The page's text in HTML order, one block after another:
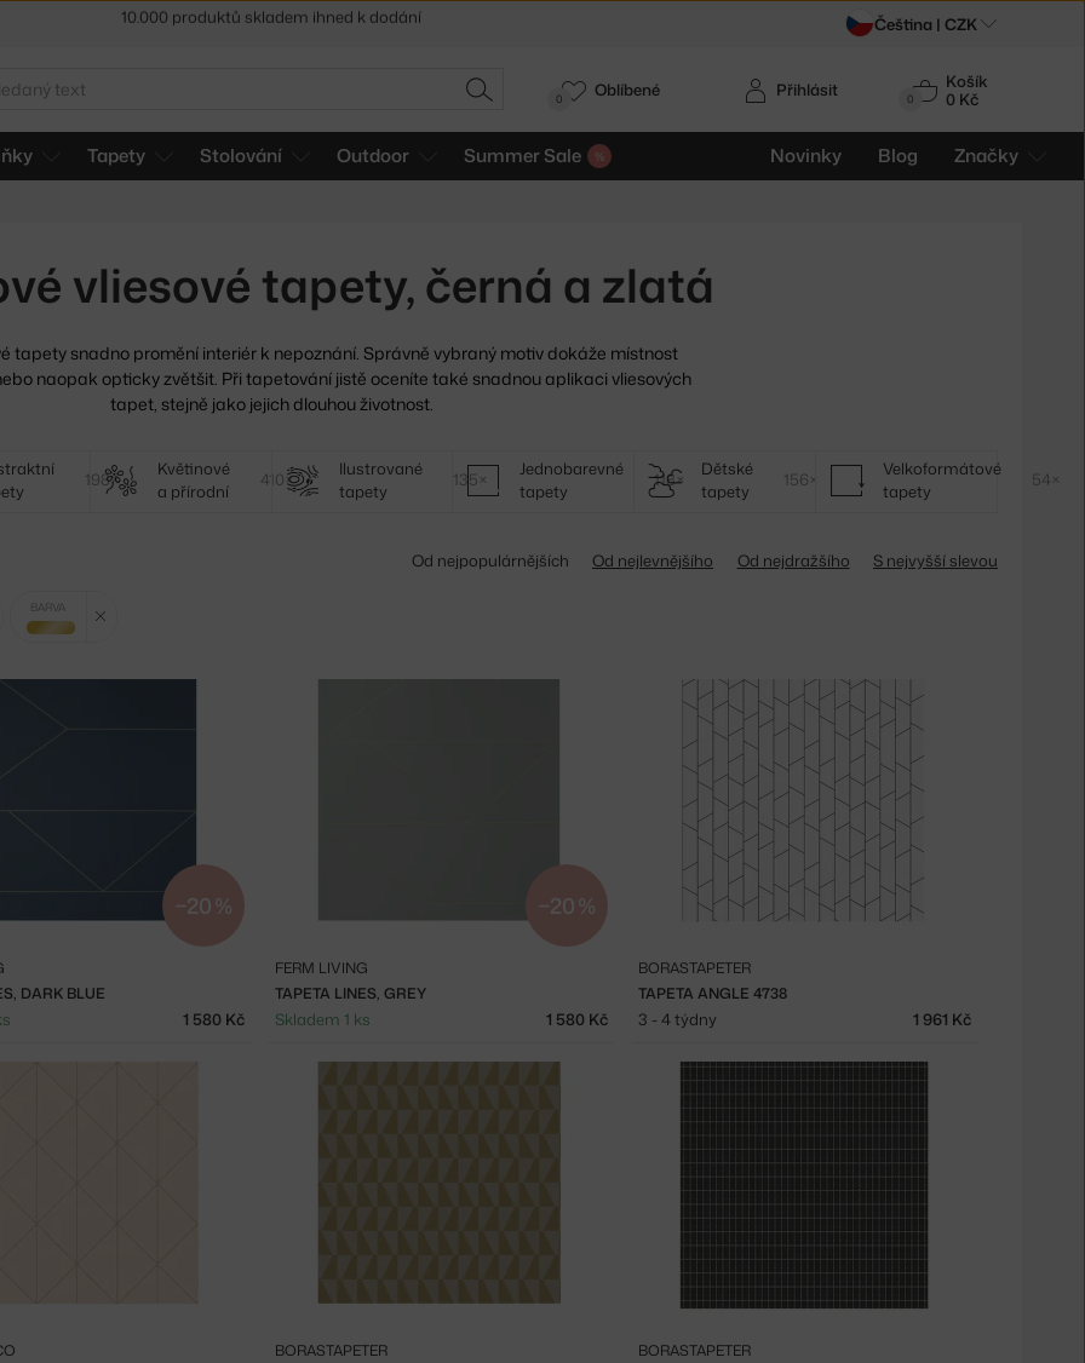
HLEDAT 0
Košík
0 Kč
Tapety Stolování Outdoor Summer Sale Novinky Blog Značky
Přihlásit
0 Oblíbené
vliesové tapety, černá a zlatá
tapety snadno promění interiér k nepoznání. Správně vybraný motiv dokáže místnost
naopak opticky zvětšit. Při tapetování jistě oceníte také snadnou aplikaci vliesových
tapet, stejně jako jejich dlouhou životnost.
198×
Květinové
a přírodní
410×
Ilustrované
tapety
135×
Jednobarevné
tapety
118×
Dětské
tapety
156×
Velkoformátové
tapety
54×
Od nejpopulárnějších Od nejlevnějšího Od nejdražšího S nejvyšší slevou
BARVA
zlatá
−20 %
DARK BLUE
1 580 Kč
−20 %
TAPETA LINES, GREY
FERM LIVING
Skladem 1 ks 1 580 Kč
TAPETA ANGLE 4738
BORASTAPETER
3 - 4 týdny 1 961 Kč
BORASTAPETER BORASTAPETER
Sleva 5 % pro odběratelenewsletteru Čeština | CZK